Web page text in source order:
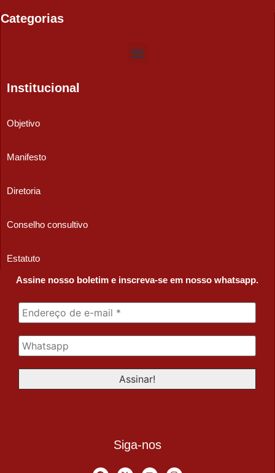
Categorias
Institucional
Objetivo
Manifesto
Diretoria
Conselho consultivo
Estatuto
Assine nosso boletim e inscreva-se em nosso whatsapp.
Siga-nos